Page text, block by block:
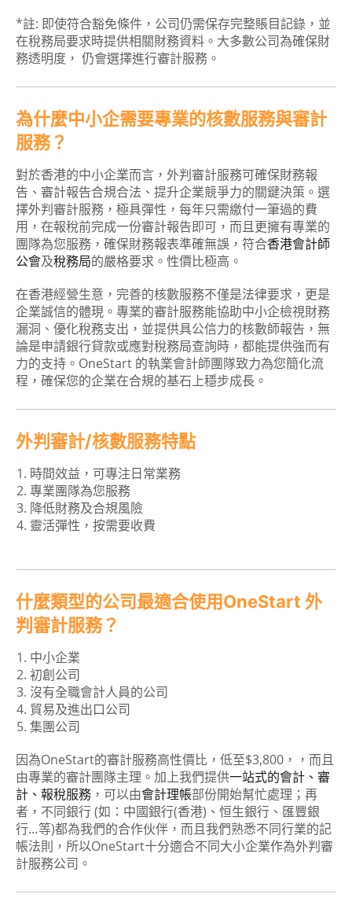
*註: 即使符合豁免條件，公司仍需保存完整賬目記錄，並
在稅務局要求時提供相關財務資料。大多數公司為確保財
務透明度， 仍會選擇進行審計服務。
為什麼中小企需要專業的核數服務與審計
服務？
對於香港的中小企業而言，外判審計服務可確保財務報
告、審計報告合規合法、提升企業競爭力的關鍵決策。選
擇外判審計服務，極具彈性，每年只需繳付一筆過的費
用，在報稅前完成一份審計報告即可，而且更擁有專業的
團隊為您服務，確保財務報表準確無誤，符合香港會計師
公會及稅務局的嚴格要求。性價比極高。
在香港經營生意，完善的核數服務不僅是法律要求，更是
企業誠信的體現。專業的審計服務能協助中小企檢視財務
漏洞、優化稅務支出，並提供具公信力的核數師報告，無
論是申請銀行貸款或應對稅務局查詢時，都能提供強而有
力的支持。OneStart 的執業會計師團隊致力為您簡化流
程，確保您的企業在合規的基石上穩步成長。
外判審計/核數服務特點
時間效益，可專注日常業務
專業團隊為您服務
降低財務及合規風險
靈活彈性，按需要收費
什麼類型的公司最適合使用OneStart 外
判審計服務？
中小企業
初創公司
沒有全職會計人員的公司
貿易及進出口公司
集團公司
因為OneStart的審計服務高性價比，低至$3,800，，而且
由專業的審計團隊主理。加上我們提供一站式的會計、審
計、報稅服務 ，可以由會計理帳部份開始幫忙處理；再
者，不同銀行 (如：中國銀行(香港)、恒生銀行、匯豐銀
行…等)都為我們的合作伙伴，而且我們熟悉不同行業的記
帳法則，所以OneStart十分適合不同大小企業作為外判審
計服務公司。